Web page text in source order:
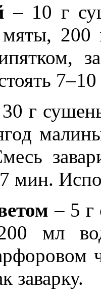
– 10 г
мяты,
г
мин.
– 5 г
мл
заварку.